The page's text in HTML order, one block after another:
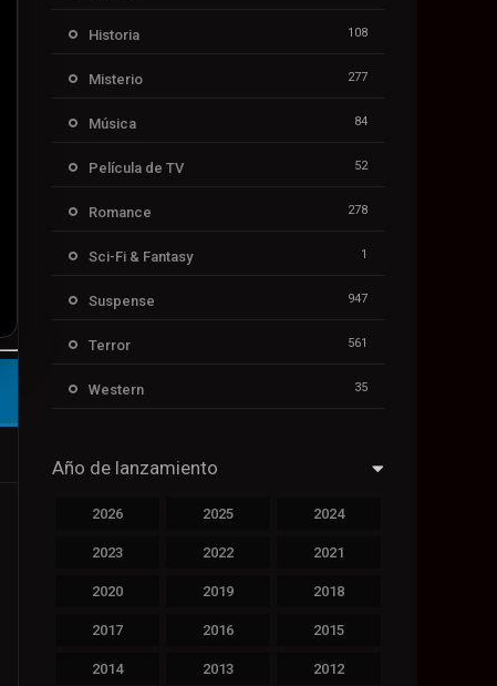
Historia 108
Misterio 277
Música 84
Película de TV 52
Romance 278
Sci-Fi & Fantasy 1
Suspense 947
Terror 561
Western 35
Año de lanzamiento
2026 2025 2024
2023 2022 2021
2020 2019 2018
2017 2016 2015
2014 2013 2012